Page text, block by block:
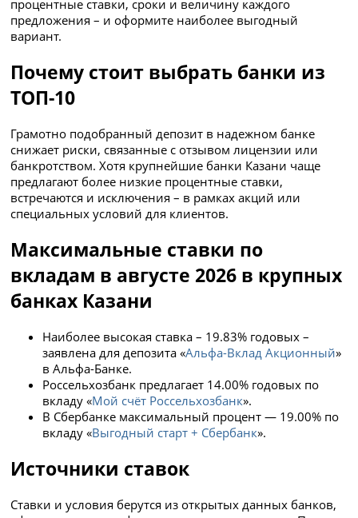
процентные ставки, сроки и величину каждого
предложения – и оформите наиболее выгодный
вариант.
Почему стоит выбрать банки из
ТОП-10
Грамотно подобранный депозит в надежном банке
снижает риски, связанные с отзывом лицензии или
банкротством. Хотя крупнейшие банки Казани чаще
предлагают более низкие процентные ставки,
встречаются и исключения – в рамках акций или
специальных условий для клиентов.
Максимальные ставки по
вкладам в августе 2026 в крупных
банках Казани
Наиболее высокая ставка – 19.83% годовых –
заявлена для депозита «Альфа-Вклад Акционный»
в Альфа-Банке.
Россельхозбанк предлагает 14.00% годовых по
вкладу «Мой счёт Россельхозбанк».
В Сбербанке максимальный процент — 19.00% по
вкладу «Выгодный старт + Сбербанк».
Источники ставок
Ставки и условия берутся из открытых данных банков,